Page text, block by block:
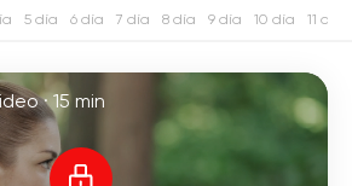
5 día 6 día 7 día 8 día 9 día 10 día 11 día
·15 min